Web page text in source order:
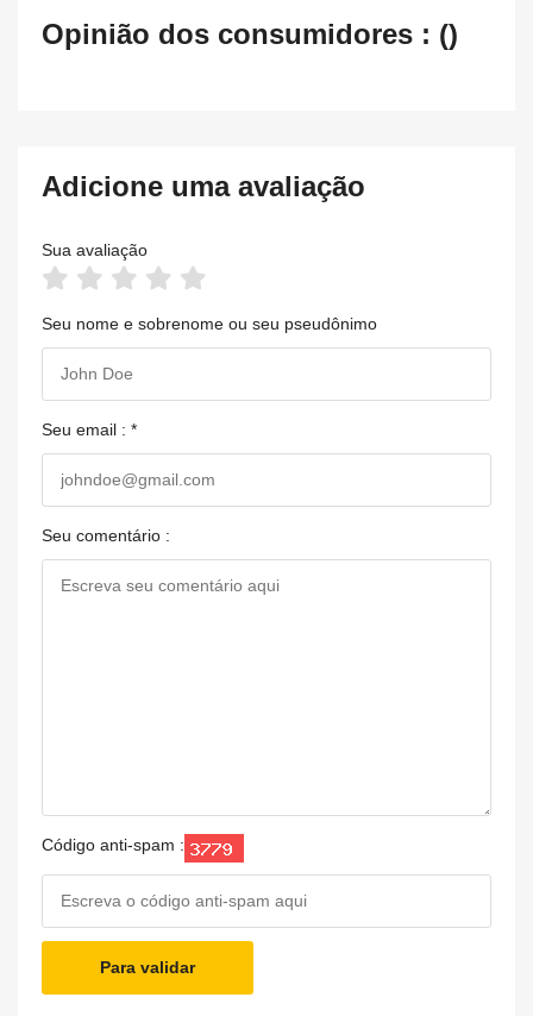
Opinião dos consumidores : ()
Adicione uma avaliação
Sua avaliação
Seu nome e sobrenome ou seu pseudônimo
Seu email : *
Seu comentário :
Código anti-spam :
Para validar